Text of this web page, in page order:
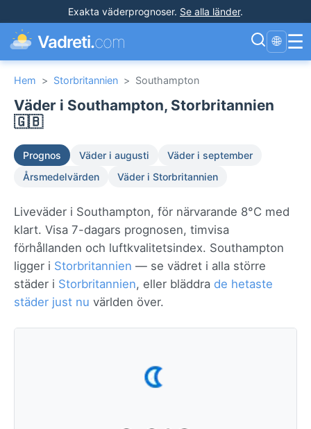
Exakta väderprognoser. Se alla länder.
Vadreti.com 🌐 ☰
Hem > Storbritannien > Southampton
Väder i Southampton, Storbritannien
🇬🇧
Prognos Väder i augusti
Väder i september
Årsmedelvärden
Väder i Storbritannien
Liveväder i Southampton, för närvarande 8°C med
klart. Visa 7-dagars prognosen, timvisa
förhållanden och luftkvalitetsindex. Southampton
ligger i Storbritannien — se vädret i alla större
städer i Storbritannien, eller bläddra de hetaste
städer just nu världen över.